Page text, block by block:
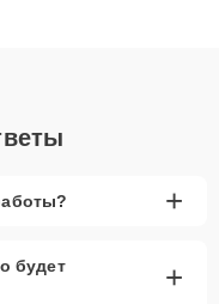
+
будет
+